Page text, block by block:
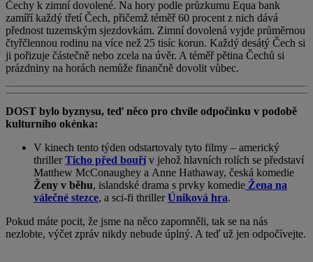
Čechy k zimní dovolené. Na hory podle průzkumu Equa bank
zamíří každý třetí Čech, přičemž téměř 60 procent z nich dává
přednost tuzemským sjezdovkám. Zimní dovolená vyjde průměrnou
čtyřčlennou rodinu na více než 25 tisíc korun. Každý desátý Čech si
ji pořizuje částečně nebo zcela na úvěr. A téměř pětina Čechů si
prázdniny na horách nemůže finančně dovolit vůbec.
DOST bylo byznysu, teď něco pro chvíle odpočinku v podobě
kulturního okénka:
V kinech tento týden odstartovaly tyto filmy – americký
thrillerTicho před bouřív jehož hlavních rolích se představí
Matthew McConaughey a Anne Hathaway, česká komedie
Ženy v běhu, islandské drama s prvky komedie Žena na
válečné stezce, a sci-fi thrillerÚniková hra.
Pokud máte pocit, že jsme na něco zapomněli, tak se na nás
nezlobte, výčet zpráv nikdy nebude úplný. A teď už jen odpočívejte.